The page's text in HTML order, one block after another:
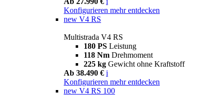
Konfigurieren mehr entdecken
new V4 RS
Multistrada V4 RS
180 PS Leistung
118 Nm Drehmoment
225 kg Gewicht ohne Kraftstoff
Ab 38.490 € i
Konfigurieren mehr entdecken
new V4 RS 100